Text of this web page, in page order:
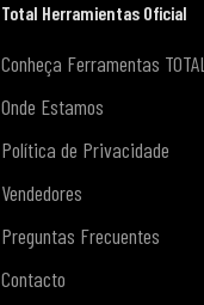
Total Herramientas Oficial
Conheça Ferramentas TOTAL
Onde Estamos
Política de Privacidade
Vendedores
Preguntas Frecuentes
Contacto